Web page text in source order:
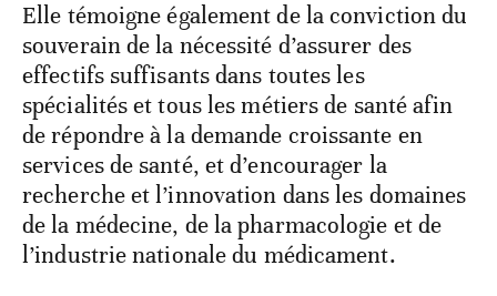
Elle témoigne également de la conviction du
souverain de la nécessité d’assurer des
effectifs suffisants dans toutes les
spécialités et tous les métiers de santé afin
de répondre à la demande croissante en
services de santé, et d’encourager la
recherche et l’innovation dans les domaines
de la médecine, de la pharmacologie et de
l’industrie nationale du médicament.